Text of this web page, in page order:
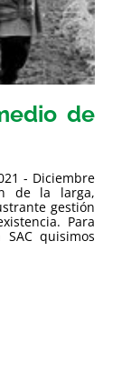
de
- Diciembre
de la larga,
gestión
Para
quisimos